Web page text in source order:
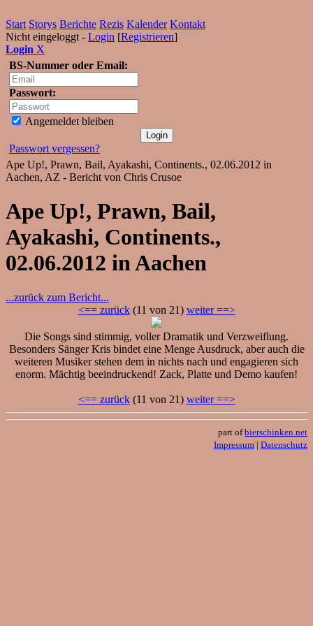
Start Storys Berichte Rezis Kalender Kontakt
Nicht eingeloggt - Login [Registrieren]
Login X
BS-Nummer oder Email:
Passwort:
Angemeldet bleiben
Passwort vergessen?
Ape Up!, Prawn, Bail, Ayakashi, Continents., 02.06.2012 in
Aachen, AZ - Bericht von Chris Crusoe
Ape Up!, Prawn, Bail,
Ayakashi, Continents.,
02.06.2012 in Aachen
...zurück zum Bericht...
<== zurück(11 von 21) weiter ==>
Die Songs sind stimmig, voller Dramatik und Verzweiflung.
Besonders Sänger Kris bindet eine Menge Ausdruck, aber auch die
weiteren Musiker stehen dem in nichts nach und engagieren sich
enorm. Mächtig beeindruckend! Zack, Platte und Demo kaufen!
<== zurück(11 von 21) weiter ==>
part ofbierschinken.net
Impressum | Datenschutz